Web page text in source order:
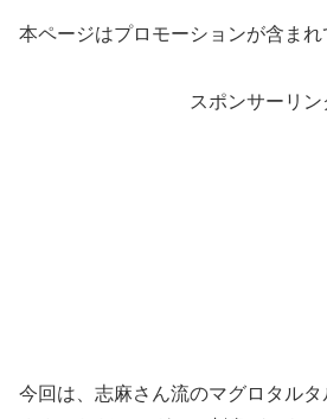
本ページはプロモーションが含まれ
スポンサーリン
今回は、志麻さん流のマグロタル